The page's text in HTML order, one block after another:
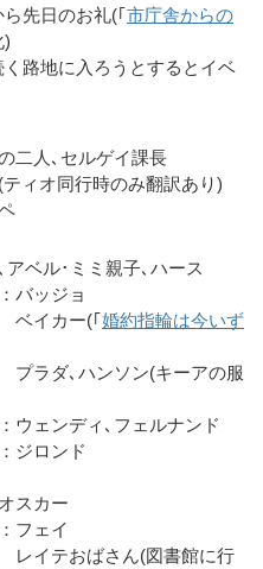
先日のお礼(｢市庁舎からの
)
路地に入ろうとするとイベ
二人､セルゲイ課長
行時のみ翻訳あり)
ベル･ミミ親子､ハース
バッジョ
(｢婚約指輪は今いず
ソン(キーアの服
ウェンディ､フェルナンド
ジロンド
スカー
フェイ
ん(図書館に行